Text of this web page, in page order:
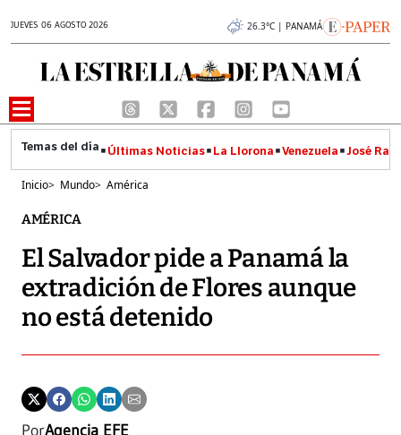
JUEVES 06 AGOSTO 2026 26.3°C | PANAMÁ
Últimas Noticias La Llorona Venezuela José
Inicio> Mundo> América
AMÉRICA
El Salvador pide a Panamá la
extradición de Flores aunque
no está detenido
PorAgencia EFE